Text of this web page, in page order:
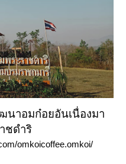
นาอมก๋อยอันเนื่องมา
ชดำริ
omkoicoffee.omkoi/